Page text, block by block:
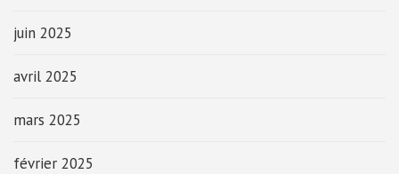
juin 2025
avril 2025
mars 2025
février 2025